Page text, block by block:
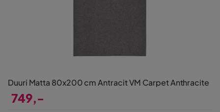
Duuri Matta 80x200 cm Antracit VM Carpet Anthracite
749,-